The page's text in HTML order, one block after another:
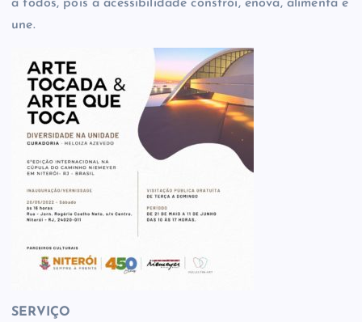
a todos, pois a acessibilidade constrói, enova, alimenta e
une.
SERVIÇO